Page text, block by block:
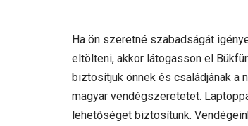
Ha ön szeretné szabadságát
eltölteni, akkor látogasson el
biztosítjuk önnek és családjának a
magyar vendégszeretetet.
lehetőséget biztosítunk.